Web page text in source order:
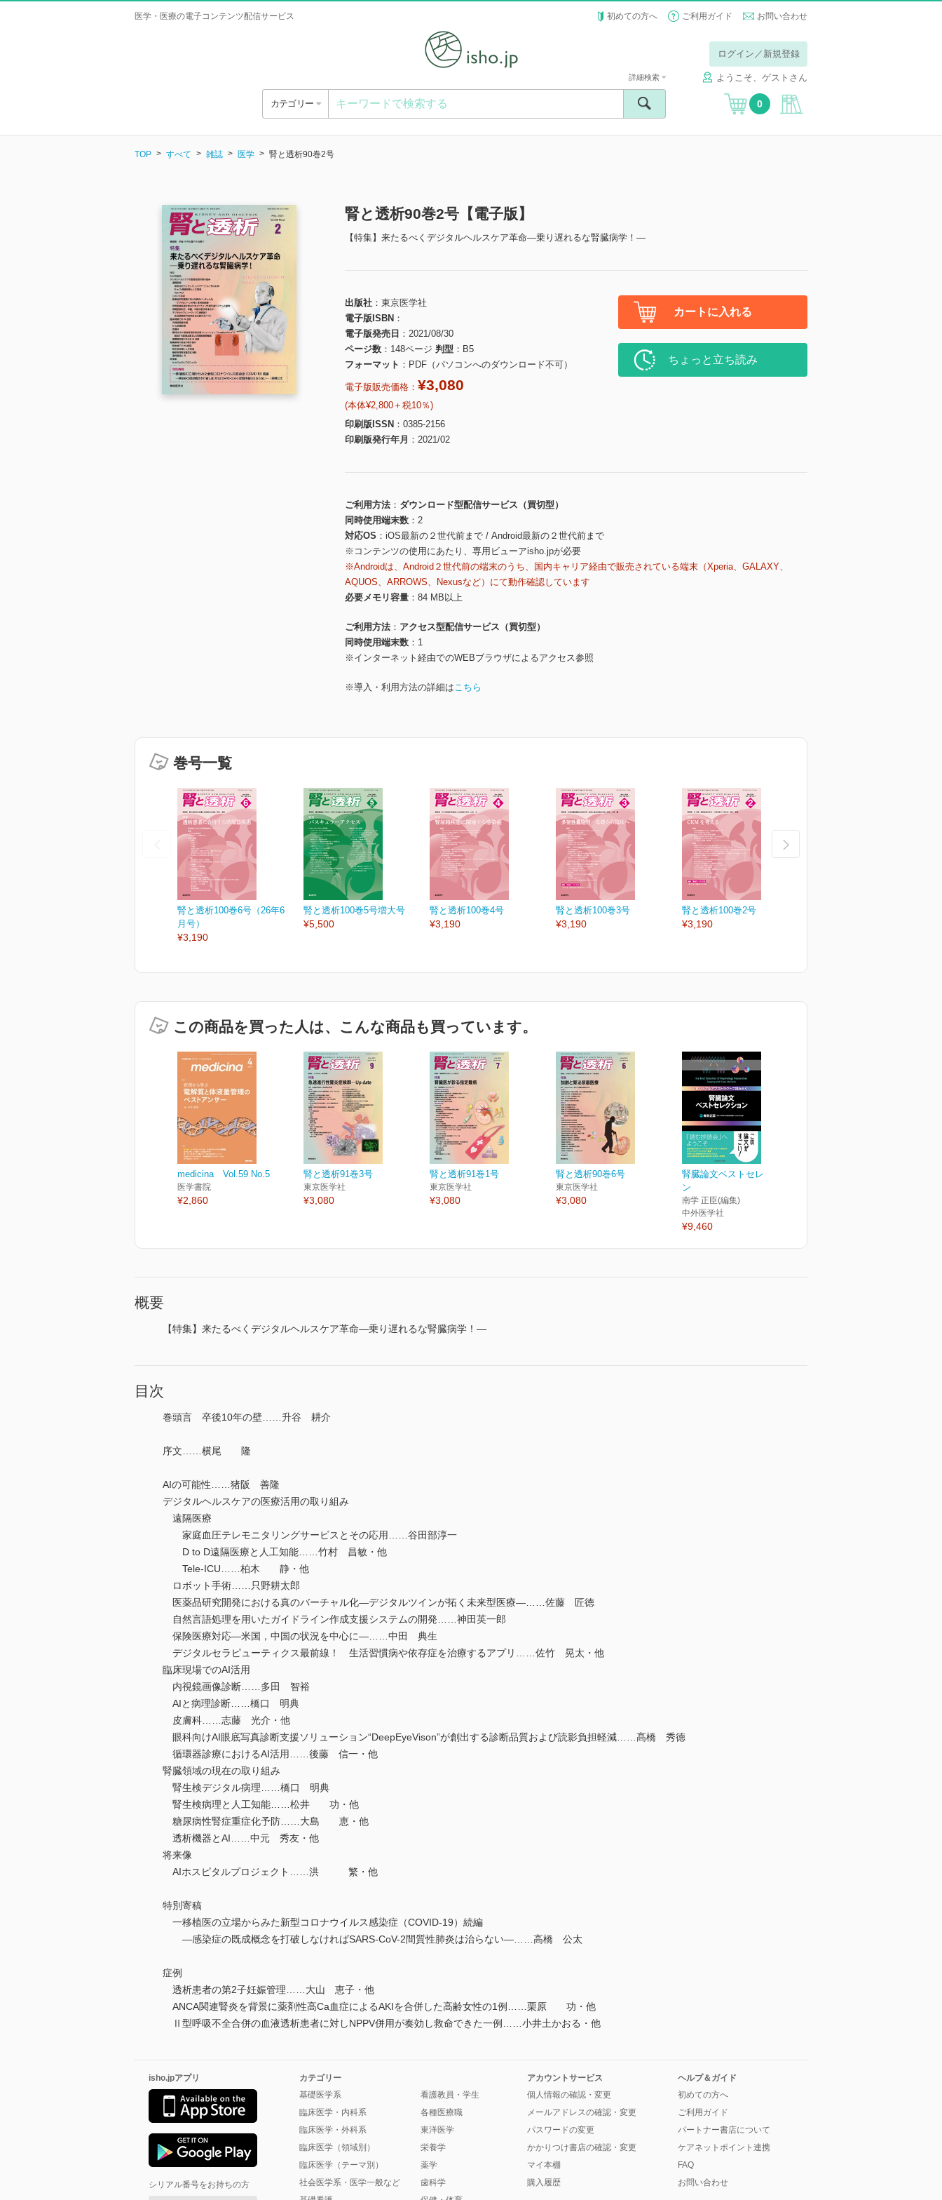
医学・医療の電子コンテンツ配信サービス 初めての方へ ご利用ガイド お問い合わせ
ログイン／新規登録
ようこそ、ゲストさん
カテゴリー
詳細検索
0
TOP すべて 雑誌 医学 腎と透析90巻2号
腎と透析90巻2号【電子版】
【特集】来たるべくデジタルヘルスケア革命―乗り遅れるな腎臓病学！―
出版社
東京医学社
電子版ISBN
電子版発売日
2021/08/30
ページ数
148ページ 判型
B5
フォーマット
PDF（パソコンへのダウンロード不可）
電子版販売価格： ¥3,080
(本体¥2,800＋税10％)
印刷版ISSN
0385-2156
印刷版発行年月
2021/02
カートに入れる
ちょっと立ち読み
ご利用方法
ダウンロード型配信サービス（買切型）
同時使用端末数
2
対応OS
iOS最新の２世代前まで / Android最新の２世代前まで
※コンテンツの使用にあたり、専用ビューアisho.jpが必要
※Androidは、Android２世代前の端末のうち、国内キャリア経由で販売されている端末（Xperia、GALAXY、
AQUOS、ARROWS、Nexusなど）にて動作確認しています
必要メモリ容量
84 MB以上
ご利用方法
アクセス型配信サービス（買切型）
同時使用端末数
1
※インターネット経由でのWEBブラウザによるアクセス参照
※導入・利用方法の詳細はこちら
巻号一覧
腎と透析100巻6号（26年6
月号）
¥3,190
腎と透析100巻5号増大号
¥5,500
腎と透析100巻4号
¥3,190
腎と透析100巻3号
¥3,190
腎と透析100巻2号
¥3,190
この商品を買った人は、こんな商品も買っています。
medicina Vol.59 No.5
医学書院
¥2,860
腎と透析91巻3号
東京医学社
¥3,080
腎と透析91巻1号
東京医学社
¥3,080
腎と透析90巻6号
東京医学社
¥3,080
腎臓論文ベストセレクショ
ン
南学 正臣(編集)
中外医学社
¥9,460
概要
【特集】来たるべくデジタルヘルスケア革命―乗り遅れるな腎臓病学！―
目次
巻頭言 卒後10年の壁……升谷 耕介
序文……横尾 隆
AIの可能性……猪阪 善隆
デジタルヘルスケアの医療活用の取り組み
遠隔医療
家庭血圧テレモニタリングサービスとその応用……谷田部淳一
D to D遠隔医療と人工知能……竹村 昌敏・他
Tele-ICU……柏木 静・他
ロボット手術……只野耕太郎
医薬品研究開発における真のバーチャル化―デジタルツインが拓く未来型医療―……佐藤 匠徳
自然言語処理を用いたガイドライン作成支援システムの開発……神田英一郎
保険医療対応―米国，中国の状況を中心に―……中田 典生
デジタルセラピューティクス最前線！ 生活習慣病や依存症を治療するアプリ……佐竹 晃太・他
臨床現場でのAI活用
内視鏡画像診断……多田 智裕
AIと病理診断……橋口 明典
皮膚科……志藤 光介・他
眼科向けAI眼底写真診断支援ソリューション“DeepEyeVison”が創出する診断品質および読影負担軽減……髙橋 秀徳
循環器診療におけるAI活用……後藤 信一・他
腎臓領域の現在の取り組み
腎生検デジタル病理……橋口 明典
腎生検病理と人工知能……松井 功・他
糖尿病性腎症重症化予防……大島 恵・他
透析機器とAI……中元 秀友・他
将来像
AIホスピタルプロジェクト……洪 繁・他
特別寄稿
一移植医の立場からみた新型コロナウイルス感染症（COVID-19）続編
―感染症の既成概念を打破しなければSARS-CoV-2間質性肺炎は治らない―……高橋 公太
症例
透析患者の第2子妊娠管理……大山 恵子・他
ANCA関連腎炎を背景に薬剤性高Ca血症によるAKIを合併した高齢女性の1例……栗原 功・他
Ⅱ型呼吸不全合併の血液透析患者に対しNPPV併用が奏効し救命できた一例……小井土かおる・他
isho.jpアプリ
シリアル番号をお持ちの方
カテゴリー
基礎医学系
臨床医学・内科系
臨床医学・外科系
臨床医学（領域別）
臨床医学（テーマ別）
社会医学系・医学一般など
看護教員・学生
各種医療職
東洋医学
栄養学
薬学
歯科学
アカウントサービス
個人情報の確認・変更
メールアドレスの確認・変更
パスワードの変更
かかりつけ書店の確認・変更
マイ本棚
購入履歴
ヘルプ＆ガイド
初めての方へ
ご利用ガイド
パートナー書店について
ケアネットポイント連携
FAQ
お問い合わせ